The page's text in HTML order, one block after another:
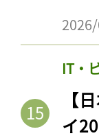
IT・
【
イ